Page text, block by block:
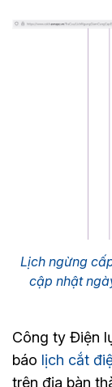
Lịch ngừng
cập nhật
Công ty Điện
báo lịch cắt
trên địa bàn